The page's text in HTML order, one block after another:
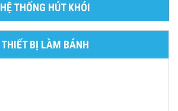
HỆ THỐNG HÚT KHÓI
THIẾT BỊ LÀM BÁNH